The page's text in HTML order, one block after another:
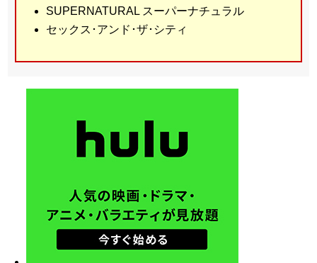
SUPERNATURAL スーパーナチュラル
セックス･アンド･ザ･シティ